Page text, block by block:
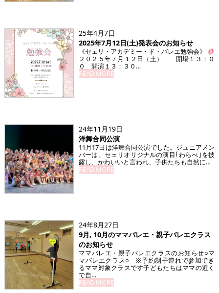
25年4月7日
2025年7月12日(土)発表会のお知らせ
⁡《セェリ・アカデミー・ド・バレエ勉強会》
２０２５年７月１２日（土） 開場１３：０
０ 開演１３：３０⁡…
READ MORE
24年11月19日
洋舞合同公演
11月17日は洋舞合同公演でした。ジュニアメン
バーは、セェリオリジナルの演目｢わらべ｣を披
露し、かわいいと言われ、子供たちも自然に…
READ MORE
24年8月27日
9月, 10月のママバレエ・親子バレエクラス
のお知らせ
ママバレエ・親子バレエクラスのお知らせ○マ
マバレエクラス○ ※予約制子連れで参加でき
るママ対象クラスです子どもたちはママの近く
で自…
READ MORE